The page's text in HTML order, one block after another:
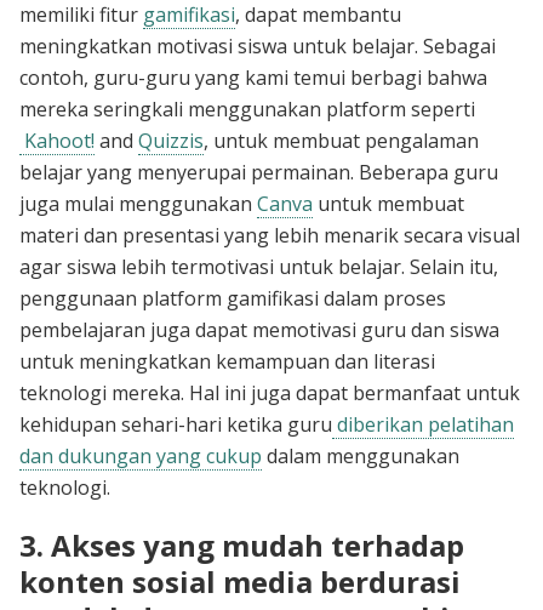
memiliki fitur gamifikasi, dapat membantu
meningkatkan motivasi siswa untuk belajar. Sebagai
contoh, guru-guru yang kami temui berbagi bahwa
mereka seringkali menggunakan platform seperti
Kahoot! and Quizzis, untuk membuat pengalaman
belajar yang menyerupai permainan. Beberapa guru
juga mulai menggunakan Canva untuk membuat
materi dan presentasi yang lebih menarik secara visual
agar siswa lebih termotivasi untuk belajar. Selain itu,
penggunaan platform gamifikasi dalam proses
pembelajaran juga dapat memotivasi guru dan siswa
untuk meningkatkan kemampuan dan literasi
teknologi mereka. Hal ini juga dapat bermanfaat untuk
kehidupan sehari-hari ketika guru diberikan pelatihan
dan dukungan yang cukup dalam menggunakan
teknologi.
3. Akses yang mudah terhadap
konten sosial media berdurasi